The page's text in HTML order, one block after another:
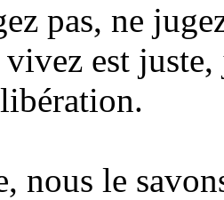
pas, ne
est
nous le